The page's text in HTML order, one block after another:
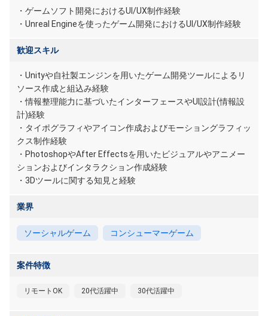
・ゲームソフト開発におけるUI/UX制作経験
・Unreal Engineを使ったゲーム開発におけるUI/UX制作経験
歓迎スキル
・Unityや自社製エンジンを用いたゲーム開発ツールによるリ
ソース作成と組込み経験
・情報整理能力に基づいたインターフェースやUI設計(情報設
計)経験
・タイポグラフィやアイコン作成およびモーショングラフィッ
クス制作経験
・PhotoshopやAfter Effectsを用いたビジュアルやアニメー
ションおよびインタラクション作成経験
・3Dツールに関する知見と経験
業界
ソーシャルゲーム コンシューマーゲーム
案件特徴
リモートOK 20代活躍中 30代活躍中